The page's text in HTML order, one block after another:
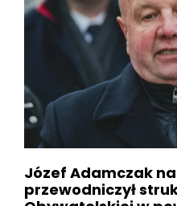
Józef Adamczak
przewodniczył